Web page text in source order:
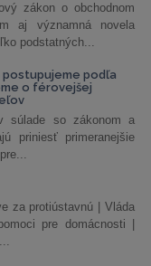
zákon o obchodnom
aj významná novela
podstatných...
podľa
o férovejšej
súlade so zákonom a
priniesť primeranejšie
za protiústavnú | Vláda
pre domácnosti |